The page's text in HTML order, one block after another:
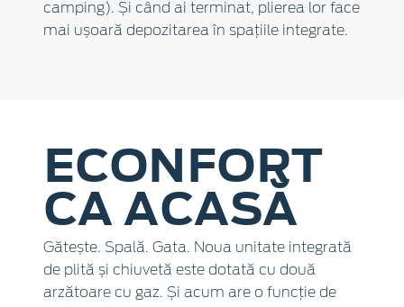
camping). Și când ai terminat, plierea lor face
mai ușoară depozitarea în spațiile integrate.
ECONFORT
CA ACASĂ
Gătește. Spală. Gata. Noua unitate integrată
de plită și chiuvetă este dotată cu două
arzătoare cu gaz. Și acum are o funcție de